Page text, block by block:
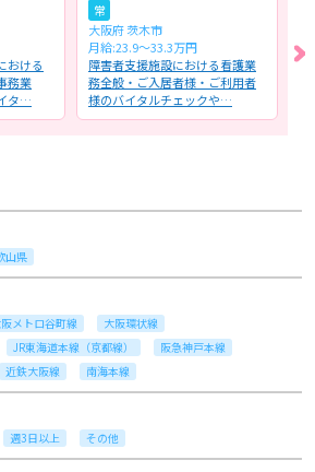
おける
務業
タ…
常
大阪府 茨木市
月給:23.9～33.3万円
障害者支援施設における看護業
務全般・ご入居者様・ご利用者
様のバイタルチェックや…
山県
メトロ谷町線
大阪環状線
JR東海道本線（京都線）
阪急神戸本線
近鉄大阪線 南海本線
週3日以上 その他